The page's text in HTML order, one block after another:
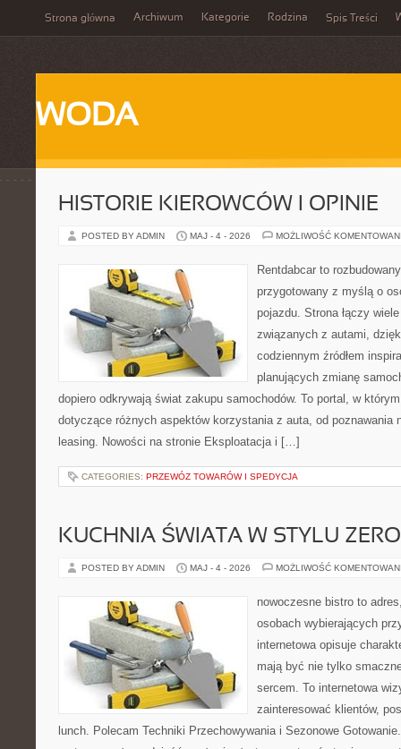
Strona główna Archiwum Kategorie Rodzina Spis Treści
WODA
HISTORIE KIEROWCÓW I OPINIE
POSTED BY ADMIN MAJ - 4 - 2026 MOŻLIWOŚĆ
Rentdabcar to
przygotowany z myślą o
pojazdu. Strona łączy
związanych z autami,
codziennym źródłem
planujących zmianę
dopiero odkrywają świat zakupu samochodów. To portal, w
dotyczące różnych aspektów korzystania z auta, od poznawania
leasing. Nowości na stronie Eksploatacja i […]
CATEGORIES: PRZEWÓZ TOWARÓW I SPEDYCJA
KUCHNIA ŚWIATA W STYLU
POSTED BY ADMIN MAJ - 4 - 2026 MOŻLIWOŚĆ
nowoczesne bistro to
osobach wybierających
internetowa opisuje
mają być nie tylko
sercem. To internetowa
zainteresować klientów,
lunch. Polecam Techniki Przechowywania i Sezonowe